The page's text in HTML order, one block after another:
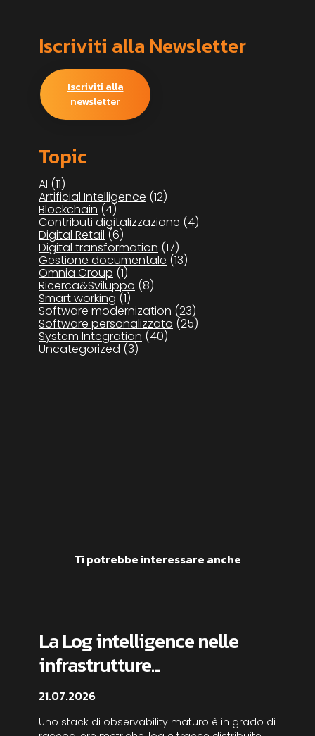
Iscriviti alla Newsletter
Iscriviti alla
newsletter
Topic
AI (11)
Artificial Intelligence (12)
Blockchain (4)
Contributi digitalizzazione (4)
Digital Retail (6)
Digital transformation (17)
Gestione documentale (13)
Omnia Group (1)
Ricerca&Sviluppo (8)
Smart working (1)
Software modernization (23)
Software personalizzato (25)
System Integration (40)
Uncategorized (3)
Ti potrebbe interessare anche
La Log intelligence nelle
infrastrutture...
21.07.2026
Uno stack di observability maturo è in grado di